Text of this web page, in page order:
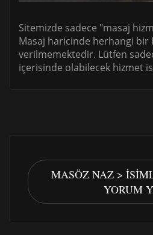
Sitemizde sadece "masaj
Masaj haricinde herhangi bir
verilmemektedir. Lütfen
içerisinde olabilecek hizmet
MASÖZ NAZ >
YORUM